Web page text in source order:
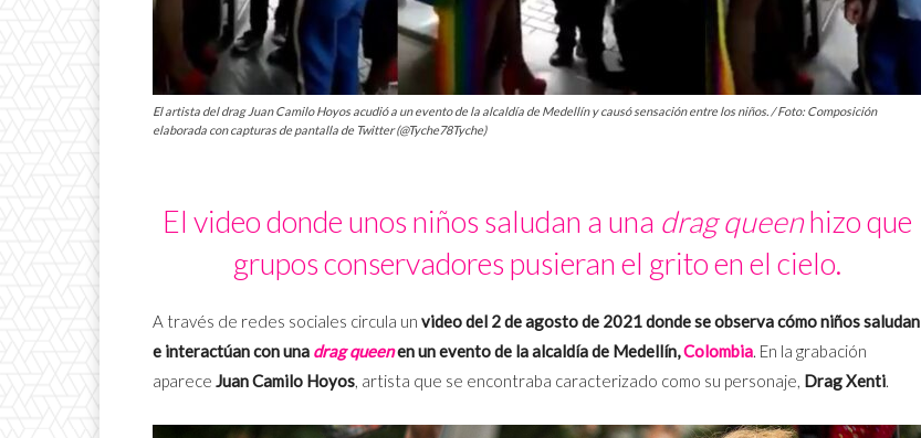
El artista del drag Juan Camilo Hoyos acudió a un evento de la alcaldía de Medellín y causó sensación entre los niños. / Foto: Composición
elaborada con capturas de pantalla de Twitter (@Tyche78Tyche)
El video donde unos niños saludan a una drag queenhizo que
grupos conservadores pusieran el grito en el cielo.
A través de redes sociales circula un video del 2 de agosto de 2021donde se observa cómo niños saludan
e interactúan con una drag queenen un evento de la alcaldía de Medellín,Colombia. En la grabación
aparece Juan Camilo Hoyos, artista que se encontraba caracterizado como su personaje, Drag Xenti.